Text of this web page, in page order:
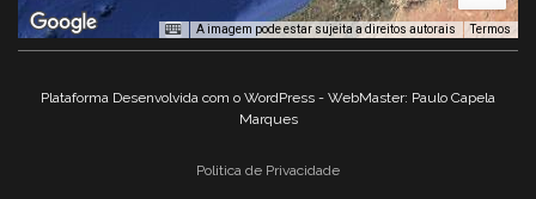
A imagem pode estar sujeita a direitos autorais Termos
Plataforma Desenvolvida com o WordPress - WebMaster: Paulo Capela
Marques
Politica de Privacidade